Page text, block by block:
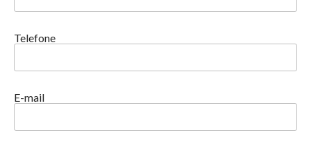
Telefone
E-mail